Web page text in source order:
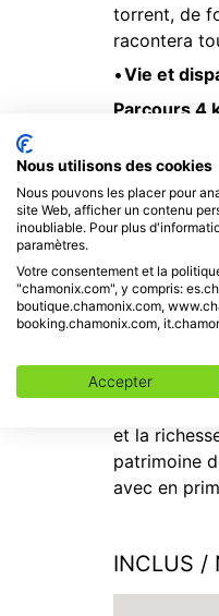
torrent, de
racontera
Vie et
Parcours 4
La guide ne
mais sur un
évolution.
ce défi ?
Voyage
RV Départ
La guide
et la
patrimoine
avec en
INCLUS /
Nous utilisons des cookies
Nous pouvons les placer pour
site Web, afficher un contenu
inoubliable. Pour plus
paramètres.
Votre consentement et la
"chamonix.com", y compris:
boutique.chamonix.com,
booking.chamonix.com,
Accepter